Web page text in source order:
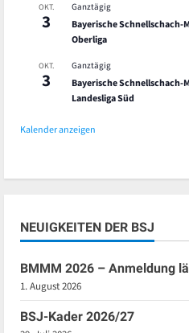
OKT.
3
Ganztägig
Bayerische Schnellschach-
Oberliga
OKT.
3
Ganztägig
Bayerische Schnellschach-
Landesliga Süd
Kalender anzeigen
NEUIGKEITEN DER BSJ
BMMM 2026 – Anmeldung
1. August 2026
BSJ-Kader 2026/27